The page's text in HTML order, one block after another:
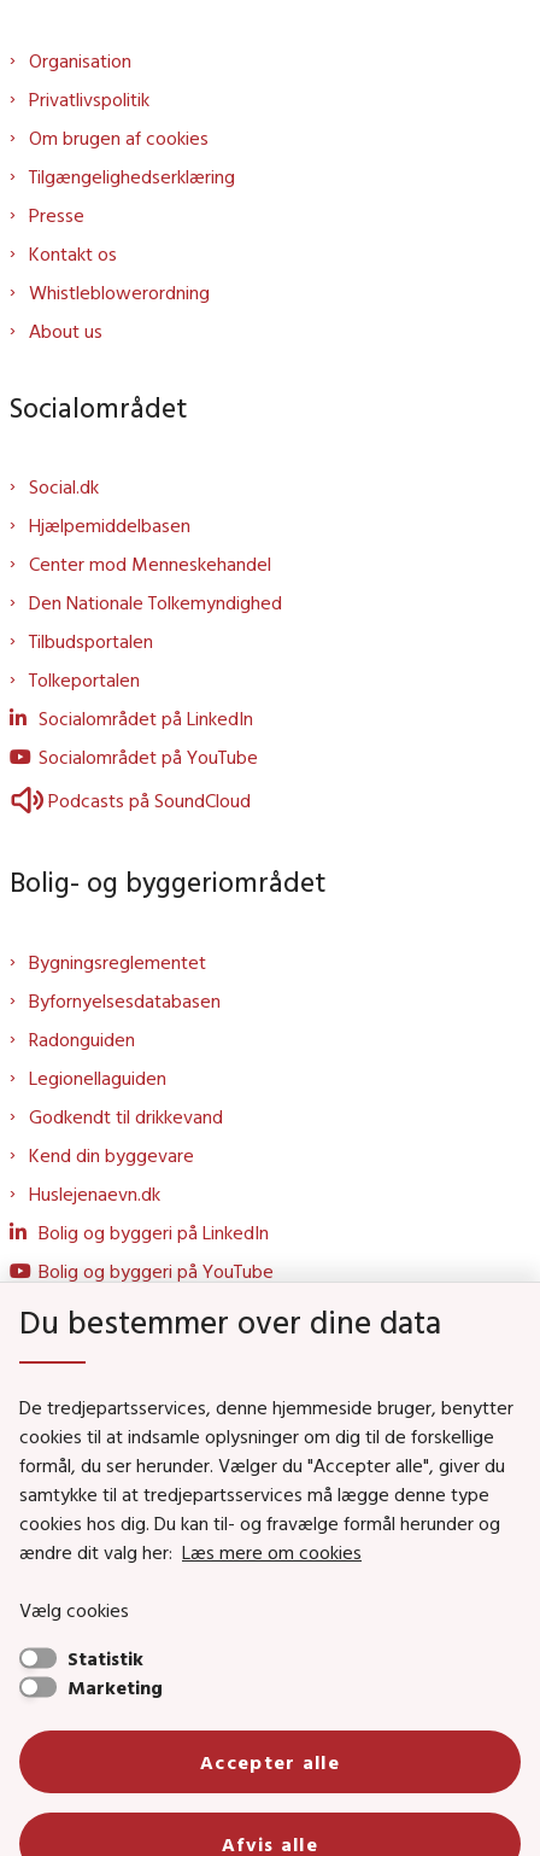
Organisation
Privatlivspolitik
Om brugen af cookies
Tilgængelighedserklæring
Presse
Kontakt os
Whistleblowerordning
About us
Socialområdet
Social.dk
Hjælpemiddelbasen
Center mod Menneskehandel
Den Nationale Tolkemyndighed
Tilbudsportalen
Tolkeportalen
Socialområdet på LinkedIn
Socialområdet på YouTube
Podcasts på SoundCloud
Bolig- og byggeriområdet
Bygningsreglementet
Byfornyelsesdatabasen
Radonguiden
Legionellaguiden
Godkendt til drikkevand
Kend din byggevare
Huslejenaevn.dk
Bolig og byggeri på LinkedIn
Bolig og byggeri på YouTube
Social- og Boligministeriet
Job i Social- og Boligstyrelsen
Puljer og tilskud
Nyhedsbreve
Social- og Boligstyrelsens nyheder som RSS feed
Social- og Boligstyrelsen • Tlf.: 72 42 37 00 •
sikkermail• EAN-nr.: 5798000354838 • CVR-nr.:
26144698
Primær adresse og reception: Lerchesgade 35, 5, 5000 Odense C •
Bolig- og byggeriområdet: Holmens kanal 22, 1060 København K
Du bestemmer over dine data
De tredjepartsservices, denne hjemmeside bruger, benytter
cookies til at indsamle oplysninger om dig til de forskellige
formål, du ser herunder. Vælger du "Accepter alle", giver du
samtykke til at tredjepartsservices må lægge denne type
cookies hos dig. Du kan til- og fravælge formål herunder og
ændre dit valg her: Læs mere om cookies
Vælg cookies
Statistik
Marketing
Accepter alle
Afvis alle